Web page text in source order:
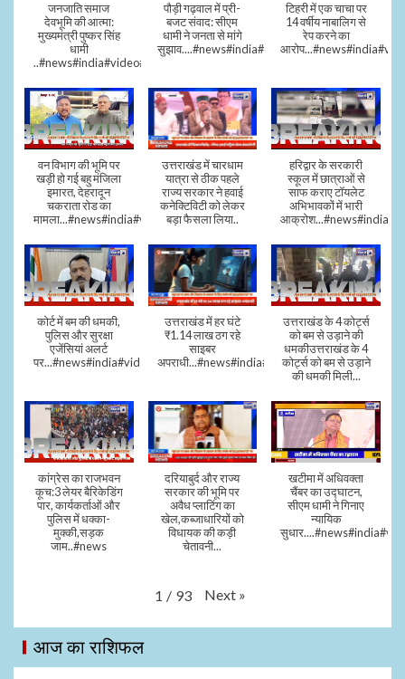
जनजाति समाज
देवभूमि की आत्मा:
मुख्यमंत्री पुष्कर सिंह
धामी
..#news#india#video#viral
पौड़ी गढ़वाल में प्री-
बजट संवाद: सीएम
धामी ने जनता से मांगे
सुझाव....#news#india#video#viral
टिहरी में एक चाचा पर
14 वर्षीय नाबालिग से
रेप करने का
वन विभाग की भूमि पर
खड़ी हो गई बहु मंजिला
इमारत, देहरादून
चकराता रोड का
मामला...#news#india#video
उत्तराखंड में चारधाम
यात्रा से ठीक पहले
राज्य सरकार ने हवाई
कनेक्टिविटी को लेकर
बड़ा फैसला लिया..
हरिद्वार के सरकारी
स्कूल में छात्राओं से
साफ कराए टॉयलेट
अभिभावकों में भारी
आक्रोश...#news#india
कोर्ट में बम की धमकी,
पुलिस और सुरक्षा
एजेंसियां अलर्ट
पर...#news#india#video#viral
उत्तराखंड में हर घंटे
₹1.14 लाख ठग रहे
साइबर
अपराधी...#news#india#video#viral
उत्तराखंड के 4 कोर्ट्स
को बम से उड़ाने की
धमकीउत्तराखंड के 4
कोर्ट्स को बम से उड़ाने
की धमकी मिली...
कांग्रेस का राजभवन
कूच:3 लेयर बैरिकेडिंग
पार, कार्यकर्ताओं और
पुलिस में धक्का-
मुक्की,सड़क
जाम..#news
दरियाबुर्द और राज्य
सरकार की भूमि पर
अवैध प्लाटिंग का
खेल,कब्जाधारियों को
विधायक की कड़ी
चेतावनी...
खटीमा में अधिवक्ता
चैंबर का उद्घाटन,
सीएम धामी ने गिनाए
न्यायिक
1 / 93 Next »
आज का राशिफल